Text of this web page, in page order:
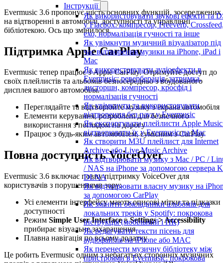
Інструкції
Як використовувати звукові ефекти та
у Flacbox: компресор, Freeverb,
ехо, нормалізація гучності та інше
Як увімкнути музичний візуалізатор під
час відтворення музики на iPhone, iPad і
Mac
Як використовувати аудіоефекти в
Evermusic: реверберація, затримка,
дисторшн, компресор, кросфід і
нормалізація гучності
Як увімкнути та використовувати
відтворення без пауз у Evermusic
Як експортувати плейлисти Apple Music
відтворювати їх у Evermusic на Mac
Як створити M3U плейлист для Internet
Archive або Live Music Archive
Як відтворювати музику з Mac / PC /
/ NAS на iPhone за допомогою сервера
DLNA
Як відтворювати власну музику на
за допомогою CarPlay
Як змінити обкладинки альбомів для
локальних треків у Spotify: покрокова
інструкція (мобільний і ПК)
Як редагувати тексти пісень для
аудіофайлів на iPhone або MAC
Як перенести музичну бібліотеку між
пристроями в Evermusic: покрокова
Evermusic 3.6 пропонує шість основних функцій, зосереджених
на відтворенні в автомобілі, доступності та управлінні
бібліотекою. Ось що змінилося.
Підтримка Apple CarPlay
Evermusic тепер працює з Apple CarPlay. Отримуйте доступ до
своїх плейлистів та альбомів безпосередньо з вбудованого
дисплея вашого автомобіля.
Переглядайте та відтворюйте музику з екрана автомобіля
Елементи керування, розроблені для безпечного
використання з поглядом на дорогу
Працює з будь-яким автомобілем, сумісним з CarPlay
Повна доступність VoiceOver
Evermusic 3.6 включає повну підтримку VoiceOver для
користувачів з порушеннями зору:
Усі елементи інтерфейсу мають описові мітки та підказки
доступності
Режим Simple User InterfaceвSettings > Accessibility
прибирає візуальне захаращення
Плавна навігація по всьому додатку
Це робить Evermusic одним з небагатьох сторонніх музичних